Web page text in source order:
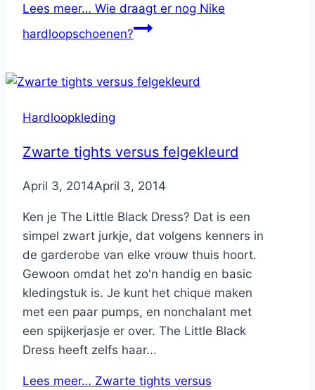
Lees meer… Wie draagt er nog Nike
hardloopschoenen?
Hardloopkleding
Zwarte tights versus felgekleurd
ByNicole
April 3, 2014April 3, 2014
Ken je The Little Black Dress? Dat is een
simpel zwart jurkje, dat volgens kenners in
de garderobe van elke vrouw thuis hoort.
Gewoon omdat het zo'n handig en basic
kledingstuk is. Je kunt het chique maken
met een paar pumps, en nonchalant met
een spijkerjasje er over. The Little Black
Dress heeft zelfs haar...
Lees meer… Zwarte tights versus